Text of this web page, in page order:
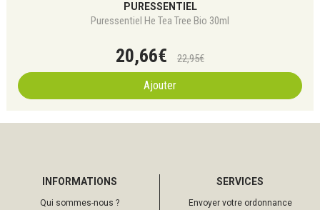
PURESSENTIEL
Puressentiel He Tea Tree Bio 30ml
20,66€ 22,95€
Ajouter
INFORMATIONS
Qui sommes-nous ?
SERVICES
Envoyer votre ordonnance